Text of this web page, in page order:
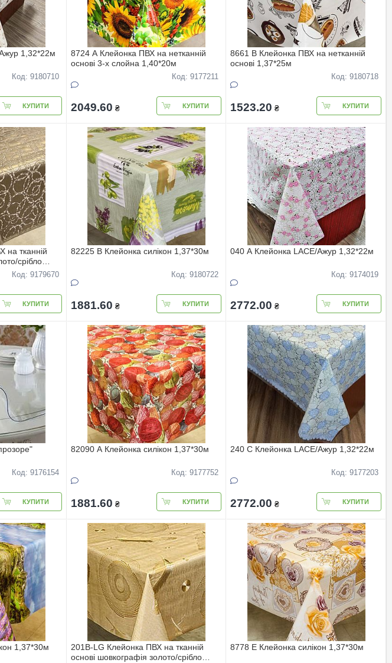
1,32*22м
Код: 9180710
КУПИТИ
8724 А Клейонка ПВХ на нетканнiй
основi 3-х слойна 1,40*20м
Код: 9177211
2049.60 ₴ КУПИТИ
8661 B Клейонка ПВХ на нетканнiй
основi 1,37*25м
Код: 9180718
1523.20 ₴ КУПИТИ
на тканнiй
срiбло
Код: 9179670
КУПИТИ
82225 B Клейонка силiкон 1,37*30м
Код: 9180722
1881.60 ₴ КУПИТИ
040 A Клейонка LACE/Ажур 1,32*22м
Код: 9174019
2772.00 ₴ КУПИТИ
Код: 9176154
КУПИТИ
82090 A Клейонка силiкон 1,37*30м
Код: 9177752
1881.60 ₴ КУПИТИ
240 С Клейонка LACE/Ажур 1,32*22м
Код: 9177203
2772.00 ₴ КУПИТИ
1,37*30м
201B-LG Клейонка ПВХ на тканнiй
основi шовкографiя золото/срiбло
8778 E Клейонка силiкон 1,37*30м